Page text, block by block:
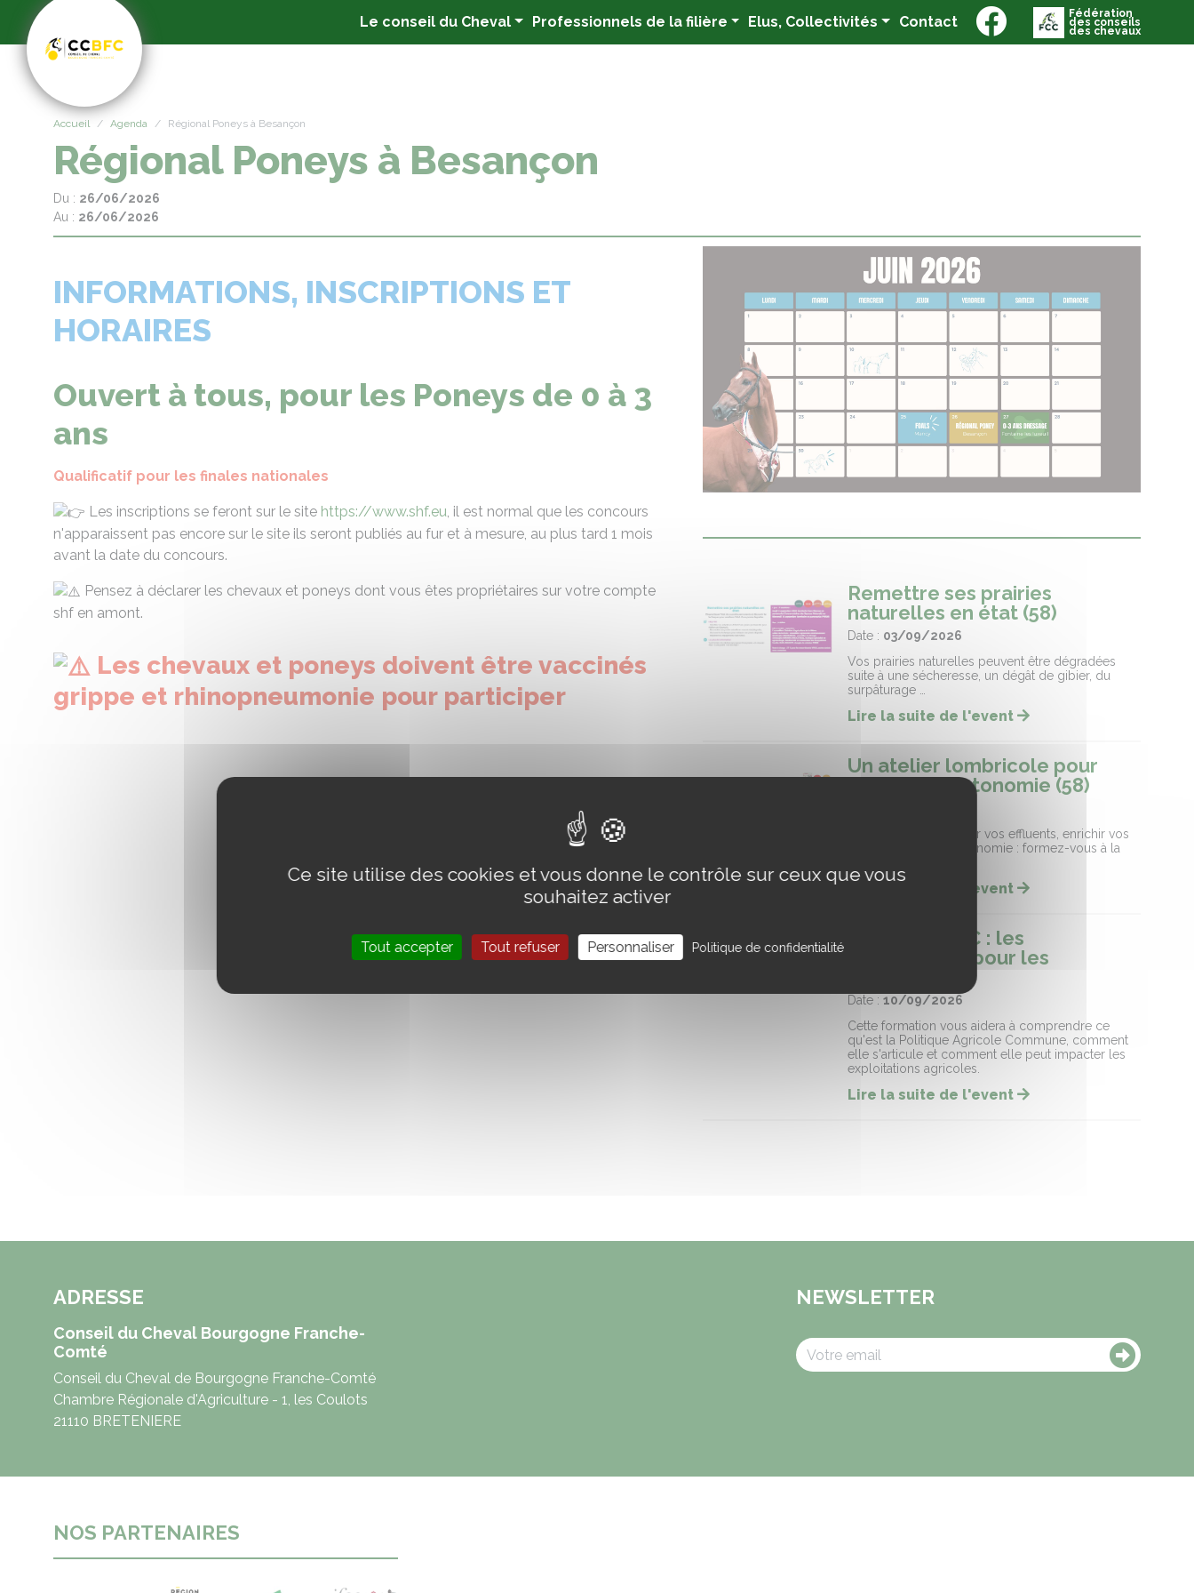
Le conseil du Cheval Professionnels de la filière Elus, Collectivités Contact(current) Fédération
des conseils
des chevaux
Accueil Agenda Régional Poneys à Besançon
Régional Poneys à Besançon
Du : 26/06/2026
Au : 26/06/2026
INFORMATIONS, INSCRIPTIONS ET
HORAIRES
Ouvert à tous, pour les Poneys de 0 à 3
ans
Qualificatif pour les finales nationales
Les inscriptions se feront sur le site https://www.shf.eu, il est normal que les concours
n'apparaissent pas encore sur le site ils seront publiés au fur et à mesure, au plus tard 1 mois
avant la date du concours.
Pensez à déclarer les chevaux et poneys dont vous êtes propriétaires sur votre compte
shf en amont.
Les chevaux et poneys doivent être vaccinés
grippe et rhinopneumonie pour participer
Remettre ses prairies
naturelles en état (58)
Date : 03/09/2026
Vos prairies naturelles peuvent être dégradées
suite à une sécheresse, un dégât de gibier, du
surpâturage …
Lire la suite de l'event
Un atelier lombricole pour
gagner en autonomie (58)
Des vers pour valoriser vos effluents, enrichir vos
sols et gagner en autonomie : formez-vous à la
Lire la suite de l'event
Les aides PAC : les
comprendre pour les
optimiser (58)
Date :10/09/2026
Cette formation vous aidera à comprendre ce
qu'est la Politique Agricole Commune, comment
elle s'articule et comment elle peut impacter les
exploitations agricoles.
Lire la suite de l'event
ADRESSE
Conseil du Cheval Bourgogne Franche-
Comté
Conseil du Cheval de Bourgogne Franche-Comté
Chambre Régionale d'Agriculture - 1, les Coulots
21110 BRETENIERE
NEWSLETTER
NOS PARTENAIRES
Panneau de gestion des cookies
Ce site utilise des cookies et vous donne le contrôle sur ceux que vous
souhaitez activer
Tout accepter Tout refuser Personnaliser Politique de confidentialité